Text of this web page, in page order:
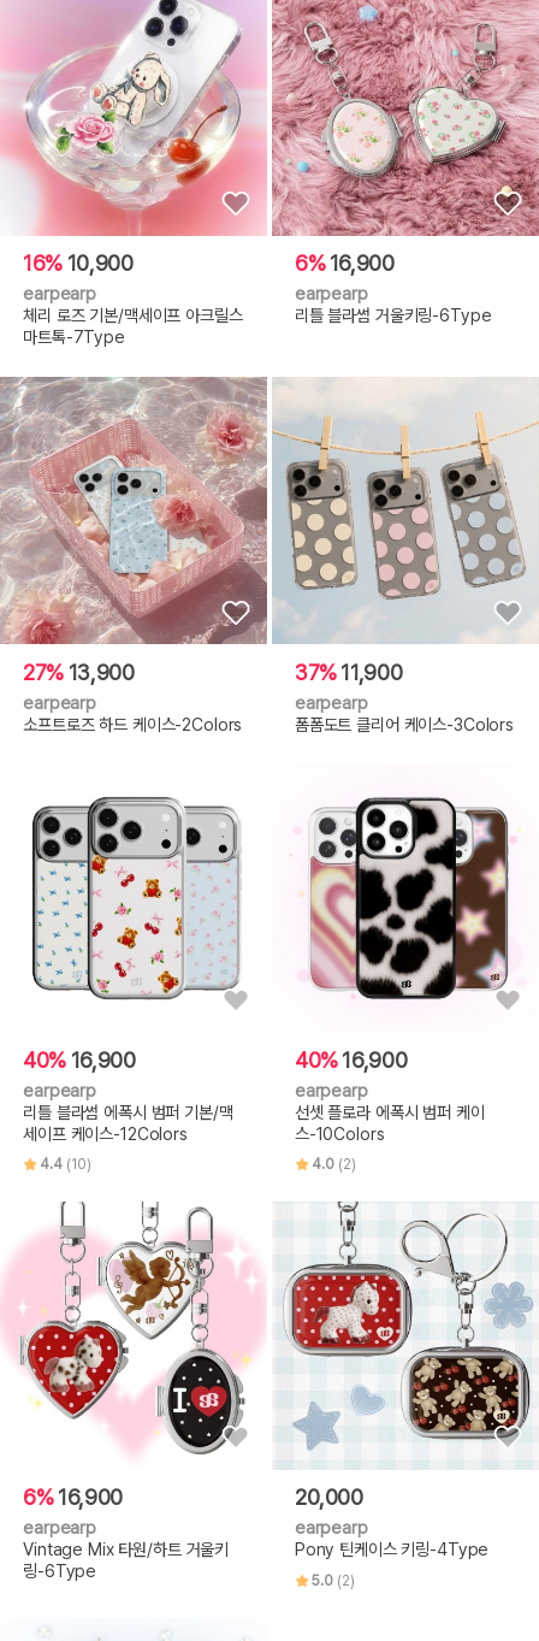
16% 10,900
earpearp
체리 로즈 기본/맥세이프 아크릴스
마트톡-7Type
6% 16,900
earpearp
리틀 블라썸 거울키링-6Type
27% 13,900
earpearp
소프트로즈 하드 케이스-2Colors
37%11,900
earpearp
폼폼도트 클리어 케이스-3Colors
40% 16,900
earpearp
리틀 블라썸 에폭시 범퍼 기본/맥
세이프 케이스-12Colors
4.4 (10)
40%16,900
earpearp
선셋 플로라 에폭시 범퍼 케이
스-10Colors
4.0 (2)
6% 16,900
earpearp
Vintage Mix 타원/하트 거울키
링-6Type
20,000
earpearp
Pony 틴케이스 키링-4Type
5.0 (2)